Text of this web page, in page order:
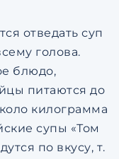
отведать суп
голова.
блюдо,
питаются до
килограмма
супы «Том
по вкусу, т.